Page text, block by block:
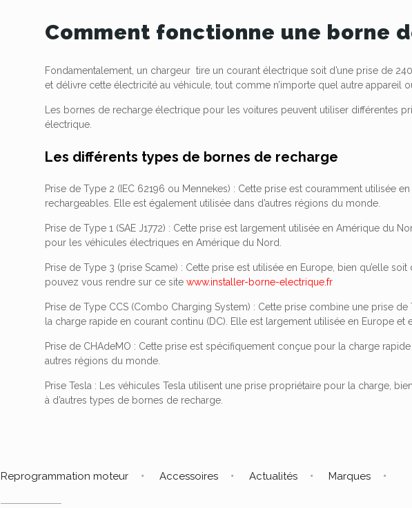
Comment fonctionne une borne
Fondamentalement, un chargeur tire un courant électrique soit d’une prise de
et délivre cette électricité au véhicule, tout comme n’importe quel autre appareil
Les bornes de recharge électrique pour les voitures peuvent utiliser différentes
électrique.
Les différents types de bornes de recharge
Prise de Type 2 (IEC 62196 ou Mennekes) : Cette prise est couramment utilisée
rechargeables. Elle est également utilisée dans d’autres régions du monde.
Prise de Type 1 (SAE J1772) : Cette prise est largement utilisée en Amérique du
pour les véhicules électriques en Amérique du Nord.
Prise de Type 3 (prise Scame) : Cette prise est utilisée en Europe, bien qu’elle
pouvez vous rendre sur ce sitewww.installer-borne-electrique.fr
Prise de Type CCS (Combo Charging System) : Cette prise combine une prise
la charge rapide en courant continu (DC). Elle est largement utilisée en Europe
Prise de CHAdeMO : Cette prise est spécifiquement conçue pour la charge
autres régions du monde.
Prise Tesla : Les véhicules Tesla utilisent une prise propriétaire pour la charge,
à d’autres types de bornes de recharge.
Reprogrammation moteur Accessoires Actualités Marques